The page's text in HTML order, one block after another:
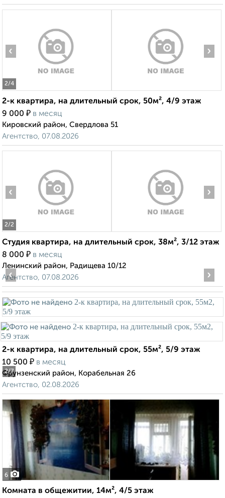
2/4
‹ ›
2-к квартира, на длительный срок, 50м², 4/9 этаж
9 000 ₽ в месяц
Кировский район, Свердлова 51
Агентство, 07.08.2026
2/2
‹ ›
Студия квартира, на длительный срок, 38м², 3/12 этаж
8 000 ₽ в месяц
Ленинский район, Радищева 10/12
Агентство, 07.08.2026
2/7
‹ ›
2-к квартира, на длительный срок, 55м², 5/9 этаж
10 500 ₽ в месяц
Фрунзенский район, Корабельная 26
Агентство, 02.08.2026
6
Комната в общежитии, 14м², 4/5 этаж